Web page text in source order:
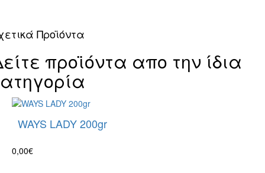
Προϊόντα
προϊόντα απο την ίδια
WAYS LADY 200gr
0,00€